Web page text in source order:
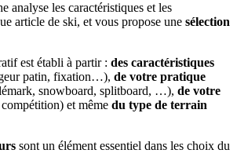
analyse les caractéristiques et les
article de ski, et vous propose une sélection
est établi à partir : des caractéristiques
patin, fixation…), de votre pratique
snowboard, splitboard, …), de votre
et même du type de terrain
sont un élément essentiel dans les choix du